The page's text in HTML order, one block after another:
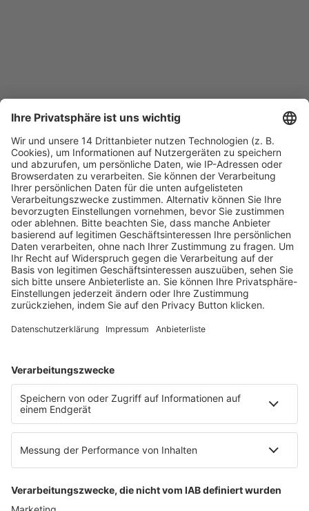
Fachmedien Recht und Wirtschaft
Ein Fachbereich der
dfv Mediengruppe
Mainzer Landstr. 251
60326 Frankfurt am Main
E-Mail:info@ruw.de
Web:https://www.ruw.de
AGB
Datenschutzerklärung
Genderhinweis
Cookie-Einstellungen